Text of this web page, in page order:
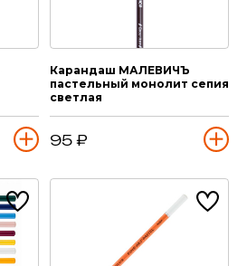
Карандаш МАЛЕВИЧЪ
пастельный монолит сепия
светлая
95 ₽